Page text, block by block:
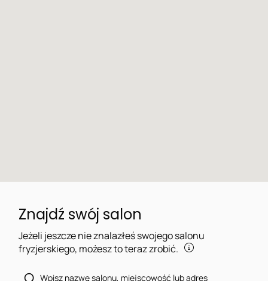
Znajdź swój salon
Jeżeli jeszcze nie znalazłeś swojego salonu
fryzjerskiego, możesz to teraz zrobić.